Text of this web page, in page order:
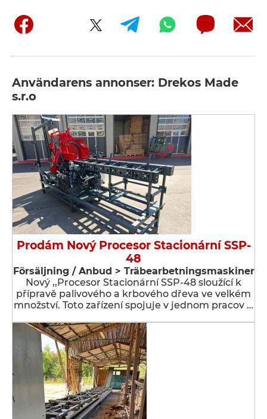
Användarens annonser: Drekos Made
s.r.o
Prodám Nový Procesor Stacionární SSP-
48
Försäljning / Anbud > Träbearbetningsmaskiner
Nový ,,Procesor Stacionární SSP-48 sloužící k
přípravě palivového a krbového dřeva ve velkém
množství. Toto zařízení spojuje v jednom pracov …